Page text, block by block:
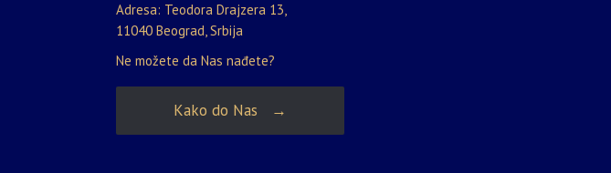
Adresa: Teodora Drajzera 13,
11040 Beograd, Srbija
Ne možete da Nas nađete?
Kako do Nas →